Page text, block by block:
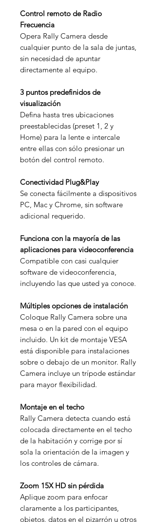
Control remoto de Radio
Frecuencia
Opera Rally Camera desde
cualquier punto de la sala de juntas,
sin necesidad de apuntar
directamente al equipo.
3 puntos predefinidos de
visualización
Defina hasta tres ubicaciones
preestablecidas (preset 1, 2 y
Home) para la lente e intercale
entre ellas con sólo presionar un
botón del control remoto.
Conectividad Plug&Play
Se conecta fácilmente a dispositivos
PC, Mac y Chrome, sin software
adicional requerido.
Funciona con la mayoría de las
aplicaciones para videoconferencia
Compatible con casi cualquier
software de videoconferencia,
incluyendo las que usted ya conoce.
Múltiples opciones de instalación
Coloque Rally Camera sobre una
mesa o en la pared con el equipo
incluido. Un kit de montaje VESA
está disponible para instalaciones
sobre o debajo de un monitor. Rally
Camera incluye un trípode estándar
para mayor flexibilidad.
Montaje en el techo
Rally Camera detecta cuando está
colocada directamente en el techo
de la habitación y corrige por sí
sola la orientación de la imagen y
los controles de cámara.
Zoom 15X HD sin pérdida
Aplique zoom para enfocar
claramente a los participantes,
objetos, datos en el pizarrón u otros